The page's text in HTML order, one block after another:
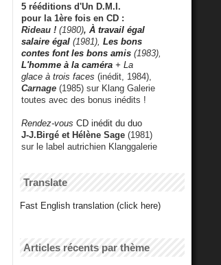
5 rééditions d'Un D.M.I.
pour la 1ère fois en CD :
Rideau ! (1980), À travail égal
salaire égal (1981), Les bons
contes font les bons amis (1983),
L'homme à la caméra + La
glace à trois faces (inédit, 1984),
Carnage (1985) sur Klang Galerie
toutes avec des bonus inédits !
Rendez-vous CD inédit du duo
J-J.Birgé et Hélène Sage (1981)
sur le label autrichien Klanggalerie
Translate
Fast English translation (click here)
Articles récents par thème